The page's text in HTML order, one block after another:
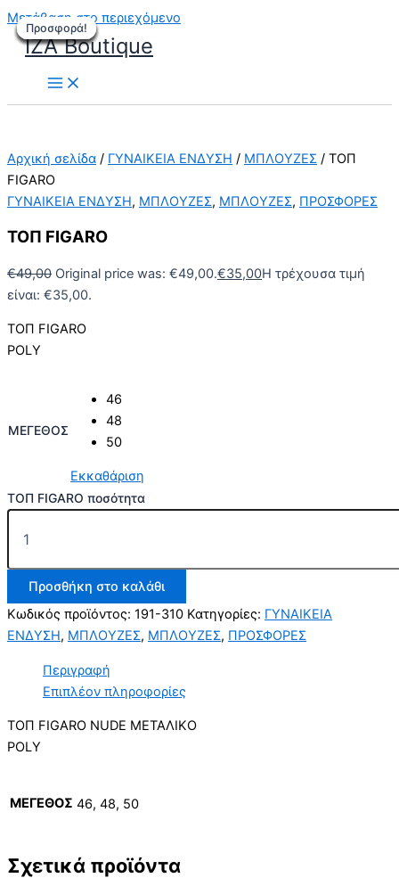
Μετάβαση στο περιεχόμενο
IZA Boutique
Προσφορά!
Αρχική σελίδα / ΓΥΝΑΙΚΕΙΑ ΕΝΔΥΣΗ / ΜΠΛΟΥΖΕΣ / ΤΟΠ
FIGARO
ΓΥΝΑΙΚΕΙΑ ΕΝΔΥΣΗ, ΜΠΛΟΥΖΕΣ, ΜΠΛΟΥΖΕΣ, ΠΡΟΣΦΟΡΕΣ
ΤΟΠ FIGARO
€49,00 Original price was: €49,00.€35,00Η τρέχουσα τιμή
είναι: €35,00.
ΤΟΠ FIGARO
POLY
ΜΕΓΕΘΟΣ
46
48
50
Εκκαθάριση
ΤΟΠ FIGARO ποσότητα
Προσθήκη στο καλάθι
Κωδικός προϊόντος: 191-310 Κατηγορίες: ΓΥΝΑΙΚΕΙΑ
ΕΝΔΥΣΗ, ΜΠΛΟΥΖΕΣ, ΜΠΛΟΥΖΕΣ, ΠΡΟΣΦΟΡΕΣ
Περιγραφή
Επιπλέον πληροφορίες
ΤΟΠ FIGARO NUDE ΜΕΤΑΛΙΚΟ
POLY
ΜΕΓΕΘΟΣ 46, 48, 50
Σχετικά προϊόντα
Προσφορά!
Προσφορά!
Προσφορά!
Προσφορά!
Προσφορά!
Προσφορά!
Προσφορά!
Προσφορά!